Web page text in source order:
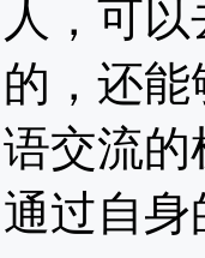
人，可
的，还
语交流的
通过自